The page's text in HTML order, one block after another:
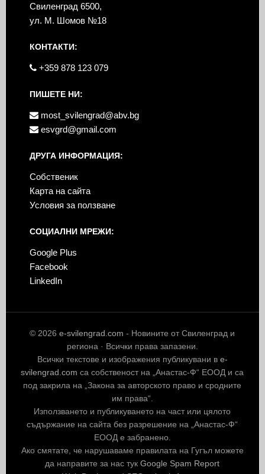
Свиленград 6500,
ул. М. Шомов №18
КОНТАКТИ:
+359 878 123 079
ПИШЕТЕ НИ:
most_svilengrad@abv.bg
esvgrd@gmail.com
ДРУГА ИНФОРМАЦИЯ:
Собственик
Карта на сайта
Условия за ползване
СОЦИАЛНИ МРЕЖИ:
Google Plus
Facebook
LinkedIn
© 2026e-svilengrad.com - Новините от Свиленград и
региона · Всички права запазени.
Всички текстове и изображения публикувани в e-
svilengrad.com са собственост на „Анастас-Ф“ ЕООД и са
под закрила на „Закона за авторското право и сродните
им права“.
Използването и публикуването на част или цялото
съдържание на сайта без разрешение на „Анастас-Ф“
ЕООД е забранено.
Ако смятате, че нарушаваме правилата на Гугъл можете
да направите за нас тукGoogle Spam Report